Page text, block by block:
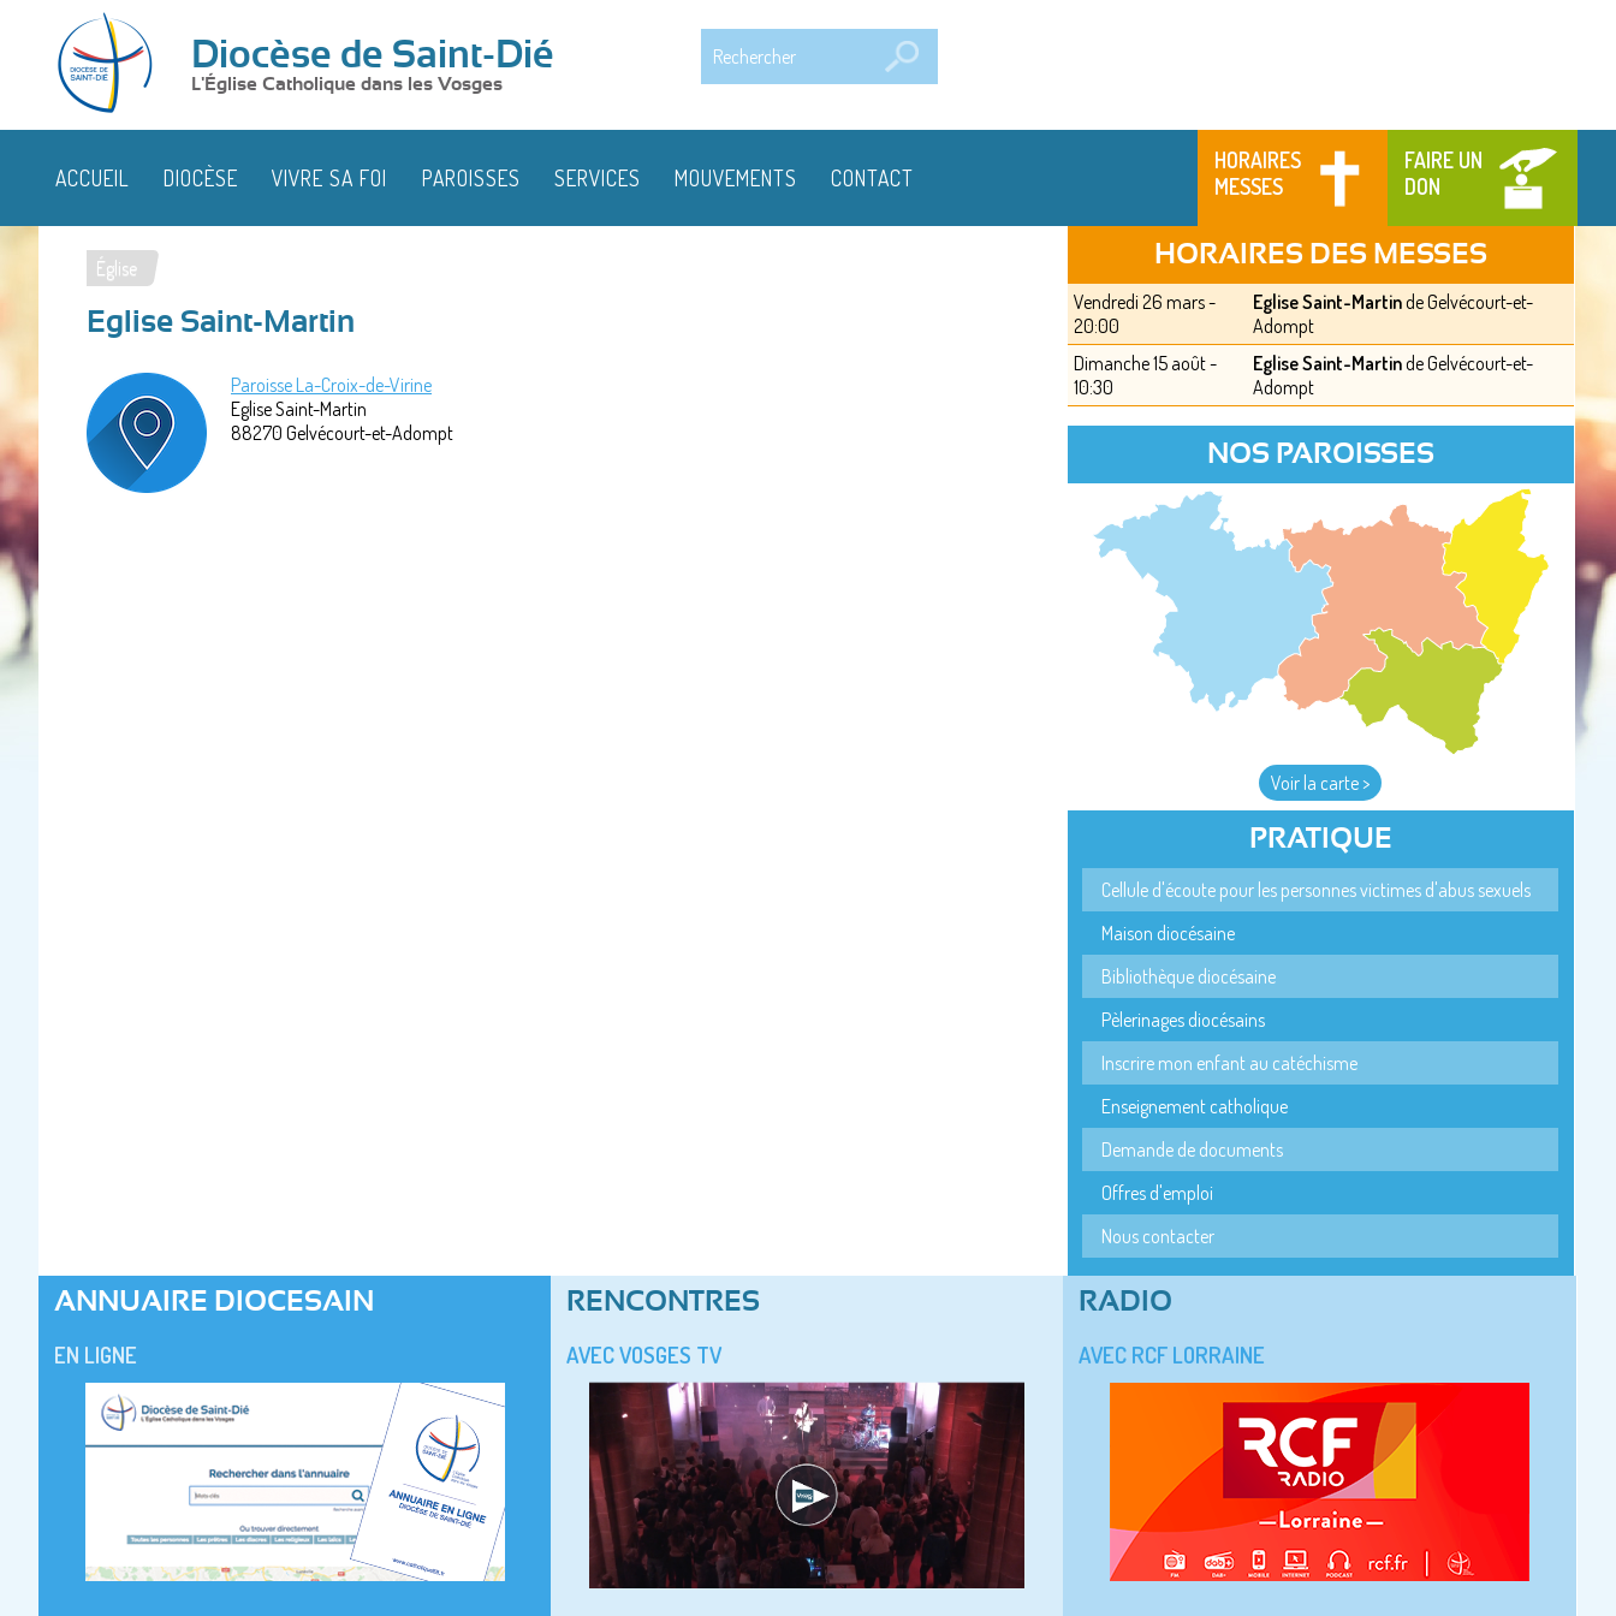
Diocèse de Saint-Dié
L'Église Catholique dans les Vosges
HORAIRES
MESSES
FAIRE UN
DON
ACCUEIL DIOCÈSE VIVRE SA FOI PAROISSES SERVICES MOUVEMENTS CONTACT
Vous
êtes
ici
Église
Eglise Saint-Martin
Paroisse La-Croix-de-Virine
Eglise Saint-Martin
88270 Gelvécourt-et-Adompt
HORAIRES DES MESSES
Vendredi 26 mars -
20:00
Eglise Saint-Martinde Gelvécourt-et-
Adompt
Dimanche 15 août -
10:30
Eglise Saint-Martinde Gelvécourt-et-
Adompt
NOS PAROISSES
Voir la carte >
PRATIQUE
Cellule d'écoute pour les personnes victimes d'abus sexuels
Maison diocésaine
Bibliothèque diocésaine
Pèlerinages diocésains
Inscrire mon enfant au catéchisme
Enseignement catholique
Demande de documents
Offres d'emploi
Nous contacter
ANNUAIRE DIOCESAIN
EN LIGNE
RENCONTRES
AVEC VOSGES TV
RADIO
AVEC RCF LORRAINE